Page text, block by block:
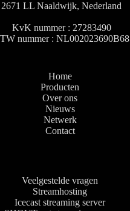
2671 LL Naaldwijk, Nederland
KvK nummer : 27283490
nummer : NL002023690B68
Home
Producten
Over ons
Nieuws
Netwerk
Contact
Veelgestelde vragen
Streamhosting
Icecast streaming server